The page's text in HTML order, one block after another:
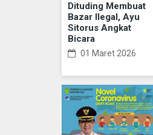
Dituding Membuat
Bazar Ilegal, Ayu
Sitorus Angkat
Bicara
01 Maret 2026